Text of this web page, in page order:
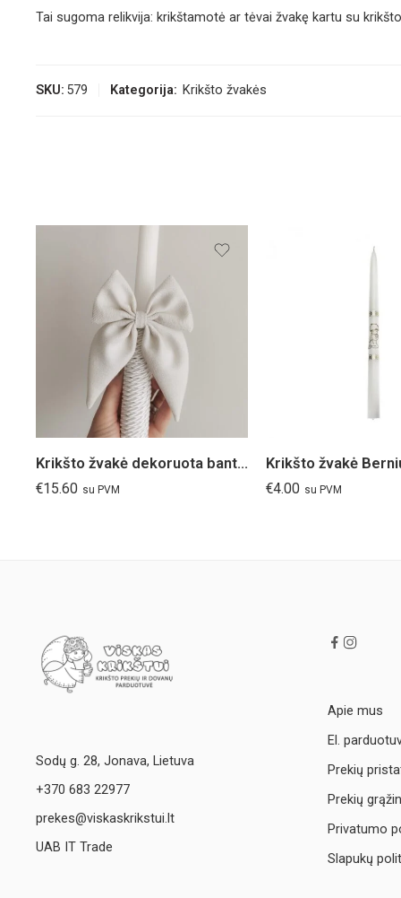
Tai sugoma relikvija: krikštamotė ar tėvai žvakę kartu su
SKU: 579 Kategorija: Krikšto žvakės
Krikšto žvakė dekoruota banteliu
€15.60 su PVM €4.00 su PVM
Sodų g. 28, Jonava, Lietuva
+370 683 22977
prekes@viskaskrikstui.lt
UAB IT Trade
Apie mus
El.
Prekių
Prekių
Privatumo
Slapukų